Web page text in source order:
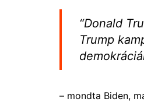
“Donald
Trump
– mondta Biden,